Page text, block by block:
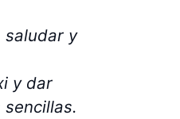
saludar y
y dar